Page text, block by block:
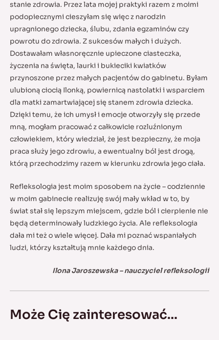
stanie zdrowia. Przez lata mojej praktyki razem z moimi
podopiecznymi cieszyłam się więc z narodzin
upragnionego dziecka, ślubu, zdania egzaminów czy
powrotu do zdrowia. Z sukcesów małych i dużych.
Dostawałam własnoręcznie upieczone ciasteczka,
życzenia na święta, laurki i bukieciki kwiatków
przynoszone przez małych pacjentów do gabinetu. Byłam
ulubioną ciocią Ilonką, powiernicą nastolatki i wsparciem
dla matki zamartwiającej się stanem zdrowia dziecka.
Dzięki temu, że ich umysł i emocje otworzyły się przede
mną, mogłam pracować z całkowicie rozluźnionym
człowiekiem, który wiedział, że jest bezpieczny, że moja
praca służy jego zdrowiu, a ewentualny ból jest drogą,
którą przechodzimy razem w kierunku zdrowia jego ciała.
Refleksologia jest moim sposobem na życie – codziennie
w moim gabinecie realizuję swój mały wkład w to, by
świat stał się lepszym miejscem, gdzie ból i cierpienie nie
będą determinowały ludzkiego życia. Ale refleksologia
dała mi też o wiele więcej. Dała mi poznać wspaniałych
ludzi, którzy kształtują mnie każdego dnia.
Ilona Jaroszewska – nauczyciel refleksologii
Może Cię zainteresować...